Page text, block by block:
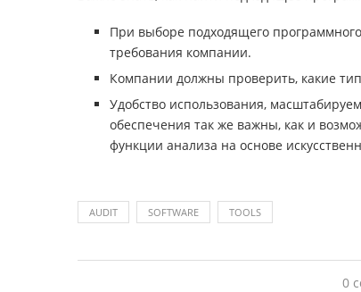
При выборе подходящего
требования компании.
Компании должны проверить, какие
Удобство использования,
обеспечения так же важны, как и
функции анализа на основе
AUDIT SOFTWARE TOOLS
0